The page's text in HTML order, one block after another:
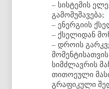
– სისტემის
გამომუშავება;
– ენერგიის
– ქსელიდან
– დროის
სიმძლავრის
თითოეული
გრაფიკული